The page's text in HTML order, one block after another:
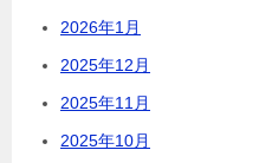
2026年1月
2025年12月
2025年11月
2025年10月